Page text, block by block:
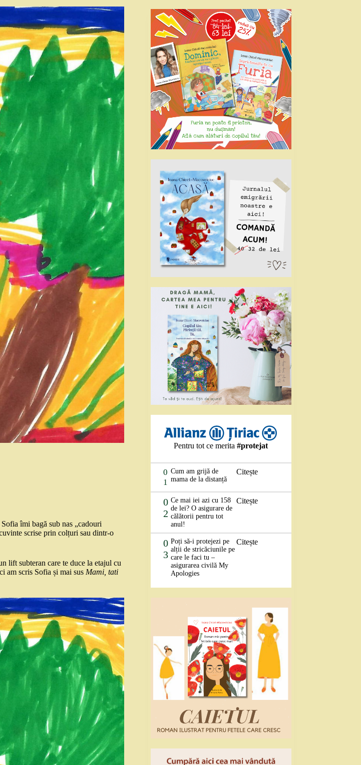
îmi bagă sub nas „cadouri
scrise prin colțuri sau dintr-o
lift subteran care te duce la etajul cu
am scris Sofia și mai sus Mami, tati
Pentru tot ce merita#protejat
0
1
Cum am grijă de
mama de la distanță
Citește
0
2
Ce mai iei azi cu 158
de lei? O asigurare de
călătorii pentru tot
anul!
Citește
0
3
Poți să-i protejezi pe
alții de stricăciunile pe
care le faci tu –
asigurarea civilă My
Apologies
Citește